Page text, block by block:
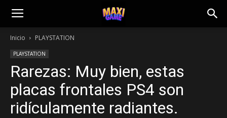
Inicio PLAYSTATION
PLAYSTATION
Rarezas: Muy bien, estas
placas frontales PS4 son
ridículamente radiantes.